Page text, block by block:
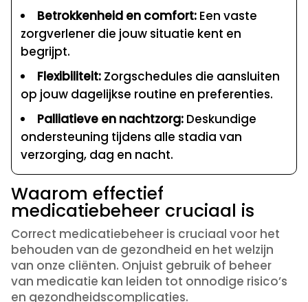
Betrokkenheid en comfort: Een vaste
zorgverlener die jouw situatie kent en
begrijpt.
Flexibiliteit: Zorgschedules die aansluiten
op jouw dagelijkse routine en preferenties.
Palliatieve en nachtzorg: Deskundige
ondersteuning tijdens alle stadia van
verzorging, dag en nacht.
Waarom effectief
medicatiebeheer cruciaal is
Correct medicatiebeheer is cruciaal voor het
behouden van de gezondheid en het welzijn
van onze cliënten. Onjuist gebruik of beheer
van medicatie kan leiden tot onnodige risico’s
en gezondheidscomplicaties.